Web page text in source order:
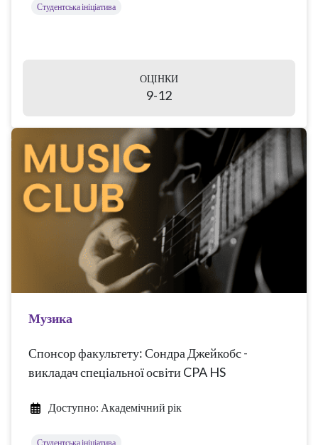
Студентська ініціатива
ОЦІНКИ
9-12
Музика
Спонсор факультету: Сондра Джейкобс -
викладач спеціальної освіти CPA HS
Доступно: Академічний рік
Студентська ініціатива